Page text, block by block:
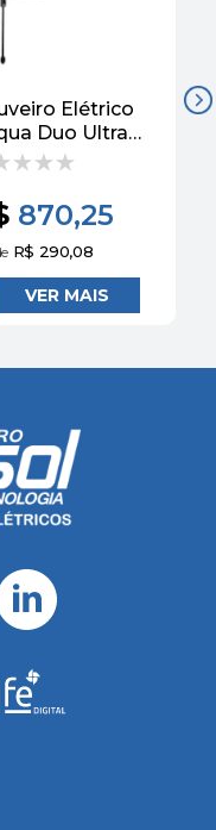
Elétrico
Duo Ultra
220V
870,25
R$ 290,08